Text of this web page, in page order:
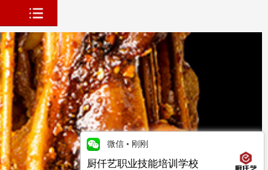
微信 • 刚刚
厨仟艺职业技能培训学校